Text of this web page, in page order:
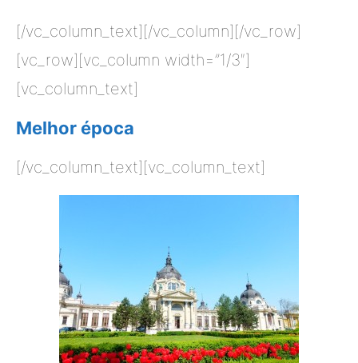
[/vc_column_text][/vc_column][/vc_row]
[vc_row][vc_column width=”1/3″]
[vc_column_text]
Melhor época
[/vc_column_text][vc_column_text]